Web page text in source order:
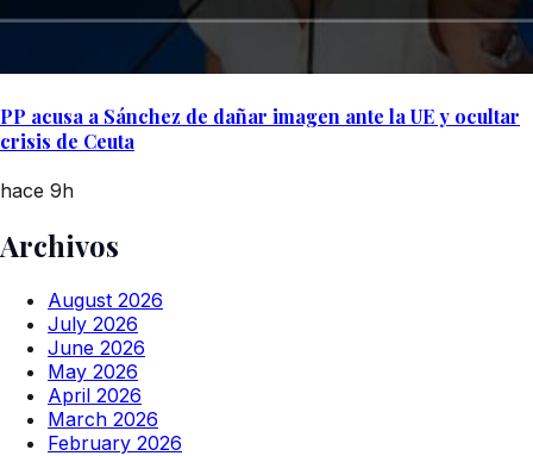
PP acusa a Sánchez de dañar imagen ante la UE y ocultar
crisis de Ceuta
hace 9h
Archivos
August 2026
July 2026
June 2026
May 2026
April 2026
March 2026
February 2026